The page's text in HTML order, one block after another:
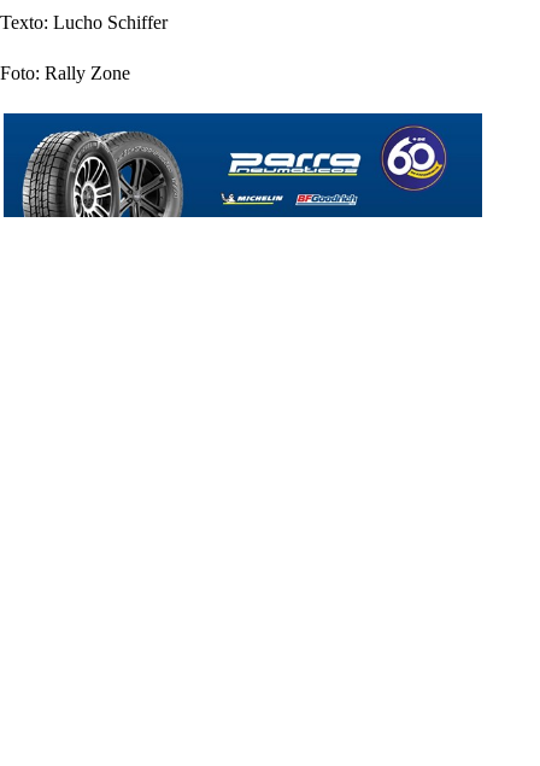
Texto: Lucho Schiffer
Foto: Rally Zone